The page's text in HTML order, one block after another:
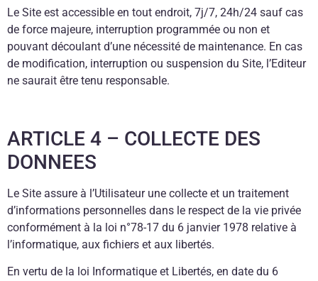
Le Site est accessible en tout endroit, 7j/7, 24h/24 sauf cas
de force majeure, interruption programmée ou non et
pouvant découlant d’une nécessité de maintenance. En cas
de modification, interruption ou suspension du Site, l’Editeur
ne saurait être tenu responsable.
ARTICLE 4 – COLLECTE DES
DONNEES
Le Site assure à l’Utilisateur une collecte et un traitement
d’informations personnelles dans le respect de la vie privée
conformément à la loi n°78-17 du 6 janvier 1978 relative à
l’informatique, aux fichiers et aux libertés.
En vertu de la loi Informatique et Libertés, en date du 6